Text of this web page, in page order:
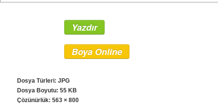
Yazdır
Boya Online
Dosya Türleri: JPG
Dosya Boyutu: 55 KB
Çözünürlük: 563 × 800